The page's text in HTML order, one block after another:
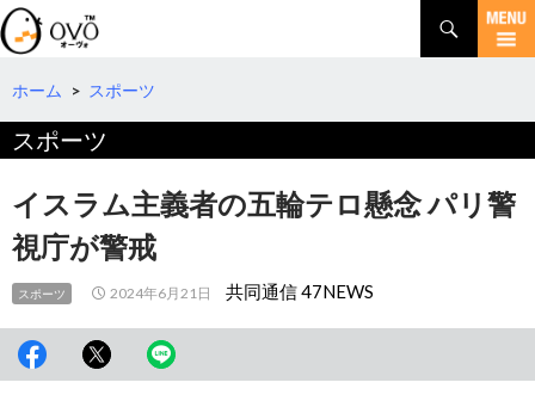
検
索
コ
テ
へ
ホーム > スポーツ
スポーツ
イスラム主義者の五輪テロ懸念 パリ警
視庁が警戒
スポーツ 2024年6月21日 共同通信 47NEWS